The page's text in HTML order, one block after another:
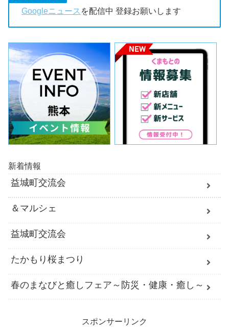
Googleニュース を配信中 登録お願いします
新着情報
益城町交流会
＆マルシェ
益城町交流会
たかもり桜まつり
春のまなびと癒しフェア～防災・健康・癒し～
スポンサーリンク